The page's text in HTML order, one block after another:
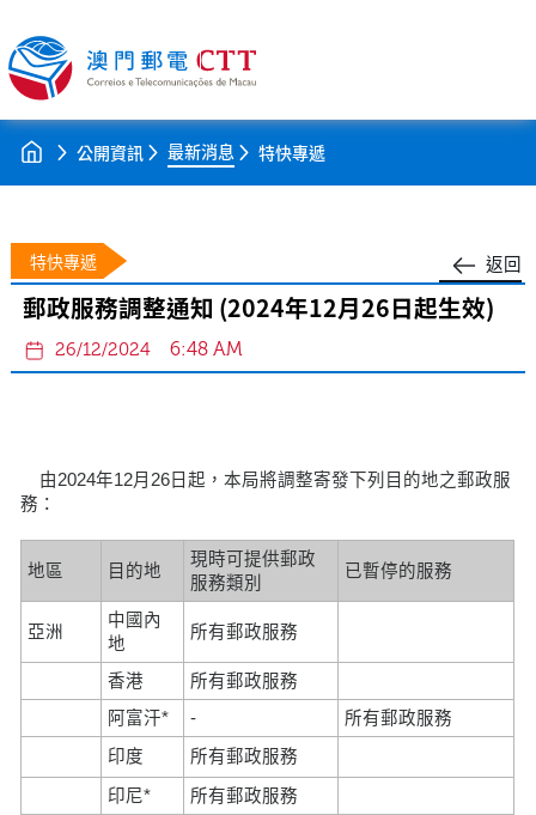
公開資訊 最新消息 特快專遞
返回
特快專遞
郵政服務調整通知 (2024年12月26日起生效)
26/12/2024 6:48 AM
由2024年12月26日起，本局將調整寄發下列目的地之郵政服
務：
地區 目的地
現時可提供郵政
服務類別
已暫停的服務
亞洲
中國內
地
所有郵政服務
香港
所有郵政服務
阿富汗*
-
所有郵政服務
印度
所有郵政服務
印尼*
所有郵政服務